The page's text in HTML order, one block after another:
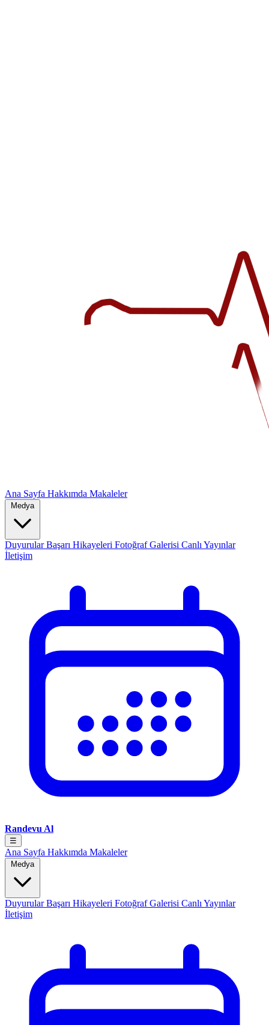
Ana Sayfa Hakkımda Makaleler
Medya
DuyurularBaşarı Hikayeleri Fotoğraf Galerisi Canlı Yayınlar
İletişim
Randevu Al
☰
Ana Sayfa Hakkımda Makaleler
Medya
DuyurularBaşarı Hikayeleri Fotoğraf Galerisi Canlı Yayınlar
İletişim